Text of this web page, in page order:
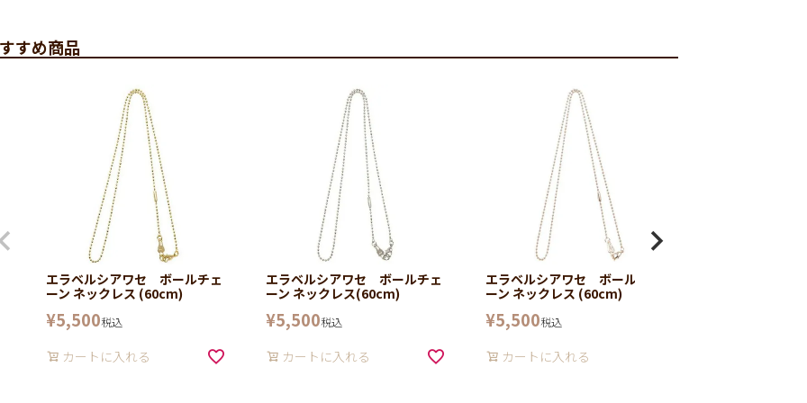
すめ商品
エラベルシアワセ ボールチェ
ーン ネックレス (60cm)
¥5,500税込
カートに入れる
エラベルシアワセ ボールチェ
ーン ネックレス(60cm)
¥5,500税込
カートに入れる
エラベルシアワセ ボールチェ
ーン ネックレス (60cm)
¥5,500税込
カートに入れる